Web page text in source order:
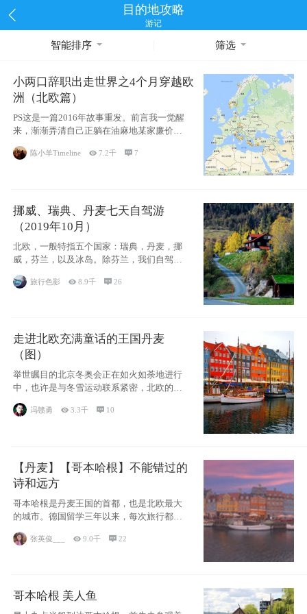
目的地攻略
游记
智能排序 筛选
小两口辞职出走世界之4个月穿越欧
洲（北欧篇）
PS这是一篇2016年故事重发。前言我一觉醒
来，渐渐弄清自己正躺在油麻地某家廉价宾
馆
陈小羊Timeline 7.2千 7
挪威、瑞典、丹麦七天自驾游
（2019年10月）
北欧，一般特指五个国家：瑞典，丹麦，挪
威，芬兰，以及冰岛。除芬兰，我们自驾游
旅行色影 8.9千 26
走进北欧充满童话的王国丹麦
（图）
举世瞩目的北京冬奥会正在如火如荼地进行
中，也许是与冬雪运动联系紧密，北欧的一
些国家因
冯赣勇 3.3千  10
【丹麦】【哥本哈根】不能错过的
诗和远方
哥本哈根是丹麦王国的首都，也是北欧最大
的城市。德国留学三年以来，每次旅行都是
张英俊___ 9.0千 22
哥本哈根 美人鱼